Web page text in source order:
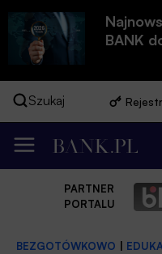
BANK
Szukaj
PARTNER
PORTALU
BEZGOTÓWKOWO